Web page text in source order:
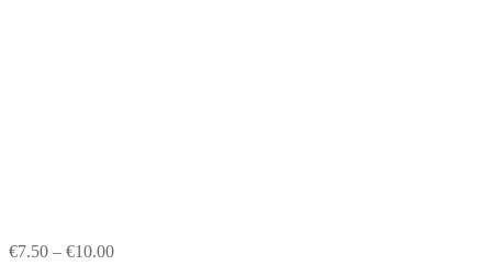
€7.50 – €10.00Price